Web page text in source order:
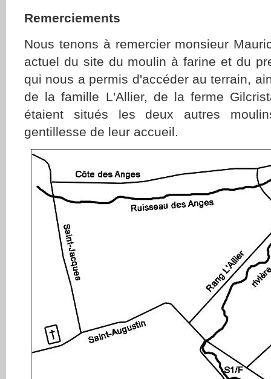
Remerciements
Nous tenons à remercier monsieur
actuel du site du moulin à farine et du
qui nous a permis d'accéder au terrain,
de la famille L'Allier, de la ferme
étaient situés les deux autres
gentillesse de leur accueil.